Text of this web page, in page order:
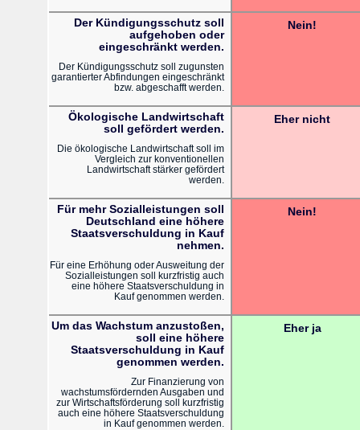
Der Kündigungsschutz soll
aufgehoben oder
eingeschränkt werden.
Der Kündigungsschutz soll zugunsten
garantierter Abfindungen eingeschränkt
bzw. abgeschafft werden.
Nein!
Ökologische Landwirtschaft
soll gefördert werden.
Die ökologische Landwirtschaft soll im
Vergleich zur konventionellen
Landwirtschaft stärker gefördert
werden.
Eher nicht
Für mehr Sozialleistungen soll
Deutschland eine höhere
Staatsverschuldung in Kauf
nehmen.
Für eine Erhöhung oder Ausweitung der
Sozialleistungen soll kurzfristig auch
eine höhere Staatsverschuldung in
Kauf genommen werden.
Nein!
Um das Wachstum anzustoßen,
soll eine höhere
Staatsverschuldung in Kauf
genommen werden.
Zur Finanzierung von
wachstumsfördernden Ausgaben und
zur Wirtschaftsförderung soll kurzfristig
auch eine höhere Staatsverschuldung
in Kauf genommen werden.
Eher ja